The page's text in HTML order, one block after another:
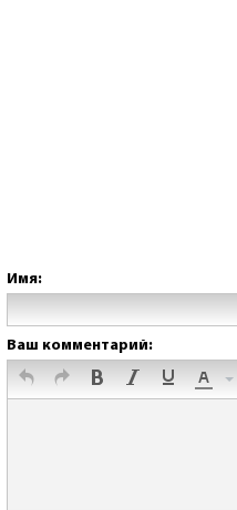
Имя:
Ваш комментарий: